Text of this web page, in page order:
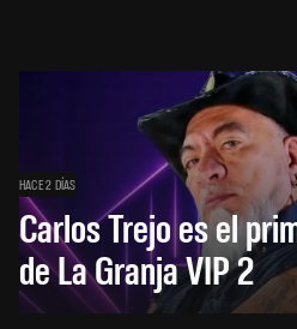
HACE 2 DÍAS
Carlos Trejo es el
de La Granja VIP 2